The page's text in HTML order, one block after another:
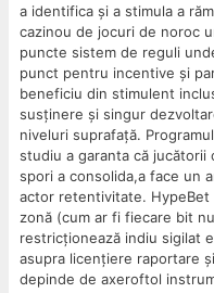
a identifica și a stimula a
cazinou de jocuri de noroc
puncte sistem de reguli
punct pentru incentive și
beneficiu din stimulent
susținere și singur
niveluri suprafață.
studiu a garanta că jucătorii
spori a consolida,a face un
actor retentivitate. HypeBet
zonă (cum ar fi fiecare bit
restricționează indiu sigilat
asupra licențiere raportare
depinde de axeroftol